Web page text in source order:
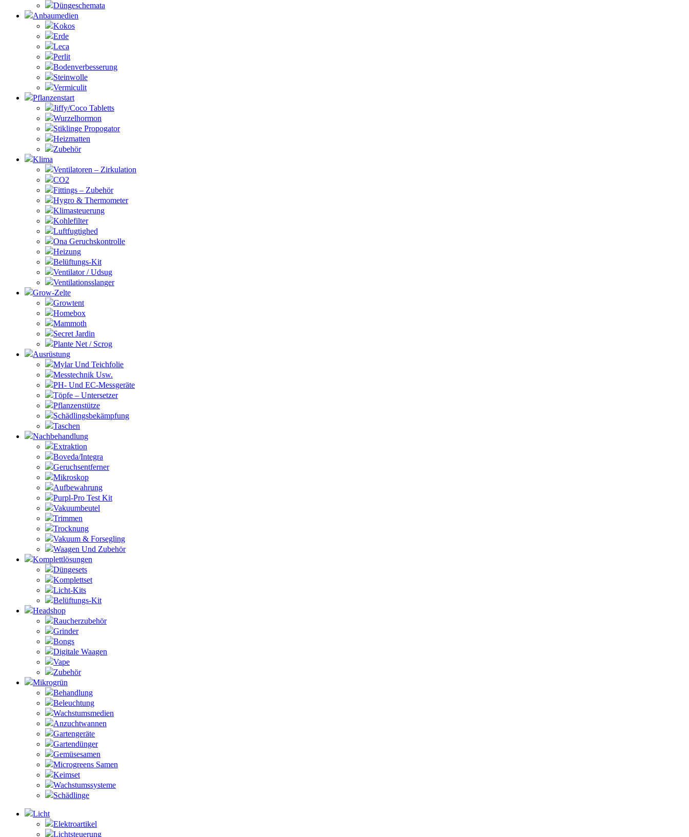
Düngeschemata
Anbaumedien
Kokos
Erde
Leca
Perlit
Bodenverbesserung
Steinwolle
Vermiculit
Pflanzenstart
Jiffy/Coco Tabletts
Wurzelhormon
Stiklinge Propogator
Heizmatten
Zubehör
Klima
Ventilatoren – Zirkulation
CO2
Fittings – Zubehör
Hygro & Thermometer
Klimasteuerung
Kohlefilter
Luftfugtighed
Ona Geruchskontrolle
Heizung
Belüftungs-Kit
Ventilator / Udsug
Ventilationsslanger
Grow-Zelte
Growtent
Homebox
Mammoth
Secret Jardin
Plante Net / Scrog
Ausrüstung
Mylar Und Teichfolie
Messtechnik Usw.
PH- Und EC-Messgeräte
Töpfe – Untersetzer
Pflanzenstütze
Schädlingsbekämpfung
Taschen
Nachbehandlung
Extraktion
Boveda/Integra
Geruchsentferner
Mikroskop
Aufbewahrung
Purpl-Pro Test Kit
Vakuumbeutel
Trimmen
Trocknung
Vakuum & Forsegling
Waagen Und Zubehör
Komplettlösungen
Düngesets
Komplettset
Licht-Kits
Belüftungs-Kit
Headshop
Raucherzubehör
Grinder
Bongs
Digitale Waagen
Vape
Zubehör
Mikrogrün
Behandlung
Beleuchtung
Wachstumsmedien
Anzuchtwannen
Gartengeräte
Gartendünger
Gemüsesamen
Microgreens Samen
Keimset
Wachstumssysteme
Schädlinge
Licht
Elektroartikel
Lichtsteuerung